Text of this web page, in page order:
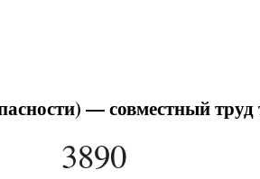
— совместный
3890